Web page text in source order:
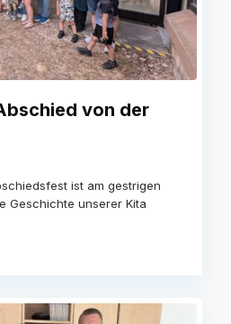
von der
ist am gestrigen
Geschichte unserer Kita